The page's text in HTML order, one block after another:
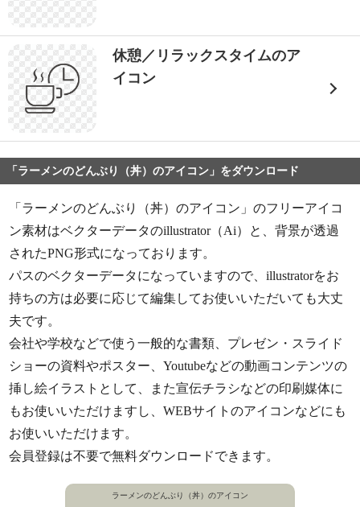
休憩／リラックスタイムのア
イコン
「ラーメンのどんぶり（丼）のアイコン」をダウンロード
「ラーメンのどんぶり（丼）のアイコン」のフリーアイコ
ン素材はベクターデータのillustrator（Ai）と、背景が透過
されたPNG形式になっております。
パスのベクターデータになっていますので、illustratorをお
持ちの方は必要に応じて編集してお使いいただいても大丈
夫です。
会社や学校などで使う一般的な書類、プレゼン・スライド
ショーの資料やポスター、Youtubeなどの動画コンテンツの
挿し絵イラストとして、また宣伝チラシなどの印刷媒体に
もお使いいただけますし、WEBサイトのアイコンなどにも
お使いいただけます。
会員登録は不要で無料ダウンロードできます。
ラーメンのどんぶり（丼）のアイコン